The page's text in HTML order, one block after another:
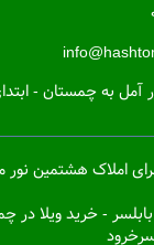
املاک هشتمین
-خرید ویلا در